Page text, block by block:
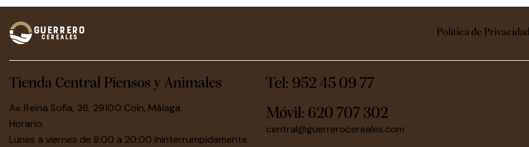
Política de Privacidad
Tienda Central Piensos y Animales
Av. Reina Sofía, 36, 29100 Coín, Málaga
Horario:
Lunes a viernes de 8:00 a 20:00 ininterrumpidamente.
Tel: 952 45 09 77
Móvil: 620 707 302
central@guerrerocereales.com